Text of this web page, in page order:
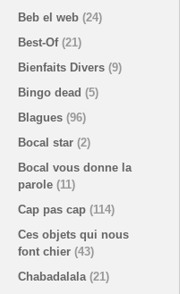
Beb el web (24)
Best-Of (21)
Bienfaits Divers (9)
Bingo dead (5)
Blagues (96)
Bocal star (2)
Bocal vous donne la
parole (11)
Cap pas cap (114)
Ces objets qui nous
font chier (43)
Chabadalala (21)